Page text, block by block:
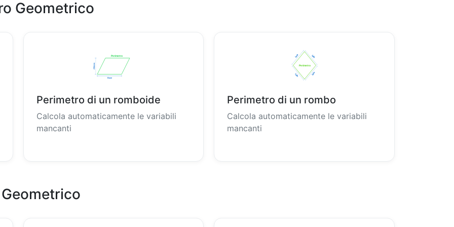
Geometrico
Perimetro di un romboide
Calcola automaticamente le variabili
mancanti
Perimetro di un rombo
Calcola automaticamente le variabili
mancanti